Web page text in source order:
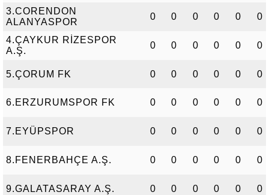
3.CORENDON
ALANYASPOR
0 0 0 0 0 0
4.ÇAYKUR RİZESPOR
A.Ş.
0 0 0 0 0 0
5.ÇORUM FK 0 0 0 0 0 0
6.ERZURUMSPOR FK 0 0 0 0 0 0
7.EYÜPSPOR 0 0 0 0 0 0
8.FENERBAHÇE A.Ş. 0 0 0 0 0 0
9.GALATASARAY A.Ş. 0 0 0 0 0 0